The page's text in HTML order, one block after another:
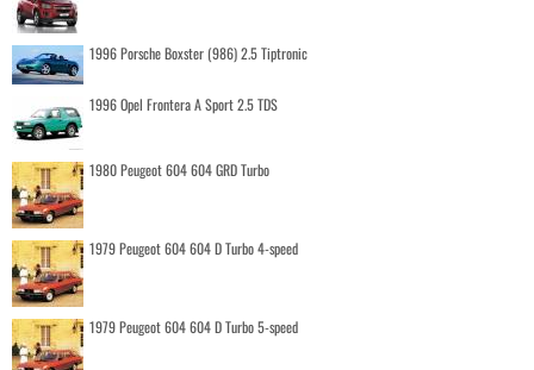
1996 Porsche Boxster (986) 2.5 Tiptronic
1996 Opel Frontera A Sport 2.5 TDS
1980 Peugeot 604 604 GRD Turbo
1979 Peugeot 604 604 D Turbo 4-speed
1979 Peugeot 604 604 D Turbo 5-speed